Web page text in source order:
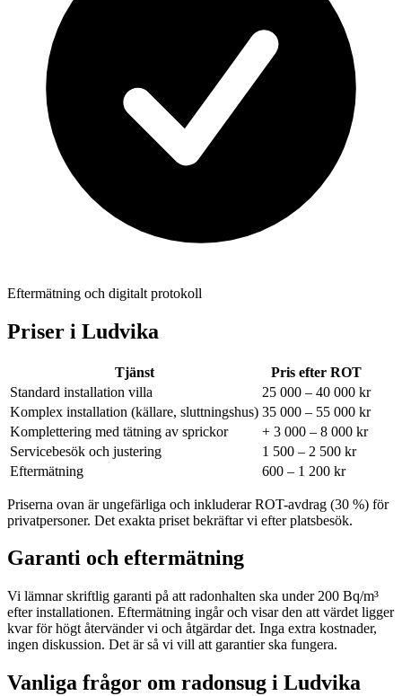
Eftermätning och digitalt protokoll
Priser i Ludvika
Tjänst
Pris efter ROT
Standard installation villa
25 000 – 40 000 kr
Komplex installation (källare, sluttningshus) 35 000 – 55 000 kr
Komplettering med tätning av sprickor
+ 3 000 – 8 000 kr
Servicebesök och justering
1 500 – 2 500 kr
Eftermätning
600 – 1 200 kr
Priserna ovan är ungefärliga och inkluderar ROT-avdrag (30 %) för
privatpersoner. Det exakta priset bekräftar vi efter platsbesök.
Garanti och eftermätning
Vi lämnar skriftlig garanti på att radonhalten ska under 200 Bq/m³
efter installationen. Eftermätning ingår och visar den att värdet ligger
kvar för högt återvänder vi och åtgärdar det. Inga extra kostnader,
ingen diskussion. Det är så vi vill att garantier ska fungera.
Vanliga frågor om radonsug i Ludvika